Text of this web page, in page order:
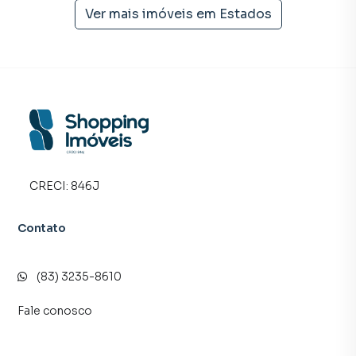
campanhas específicas para João Pessoa, o que aumenta
muito o número de contatos interessados e tendo como
inquilinos.
Ver mais imóveis em Estados
CRECI: 846J
Contato
(83) 3235-8610
Fale conosco